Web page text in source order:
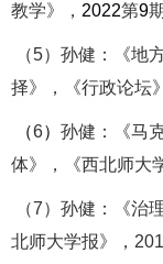
教学》， 2022第9
（5） 孙健：《地
择》，《行政论坛
（6） 孙健：《马
体》，《西北师大
（7） 孙健：《治
北师大学报》，